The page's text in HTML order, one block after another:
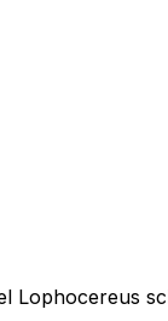
Lophocereus